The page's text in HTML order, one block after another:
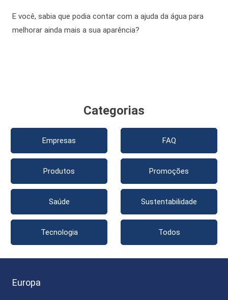
E você, sabia que podia contar com a ajuda da água para
melhorar ainda mais a sua aparência?
Categorias
Empresas FAQ
Produtos Promoções
Saúde Sustentabilidade
Tecnologia Todos
Europa